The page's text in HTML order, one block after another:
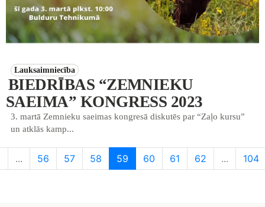
Lauksaimniecība
BIEDRĪBAS “ZEMNIEKU
SAEIMA” KONGRESS 2023
3. martā Zemnieku saeimas kongresā diskutēs par “Zaļo kursu”
un atklās kamp...
... 56 57 58 59 60 61 62 ... 104